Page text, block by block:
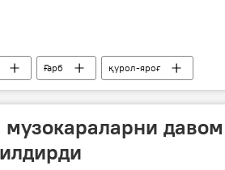
Ғарб қурол-яроғ
давом